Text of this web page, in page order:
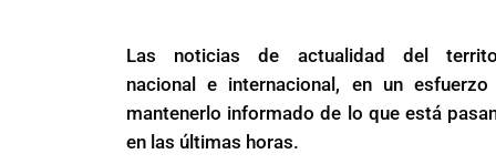
Las noticias de actualidad del
nacional e internacional, en un esfuerzo
mantenerlo informado de lo que está
en las últimas horas.